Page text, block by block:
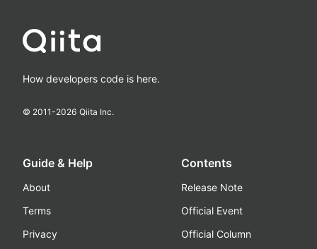
How developers code is here.
© 2011-2026 Qiita Inc.
Guide & Help
About
Terms
Privacy
Contents
Release Note
Official Event
Official Column